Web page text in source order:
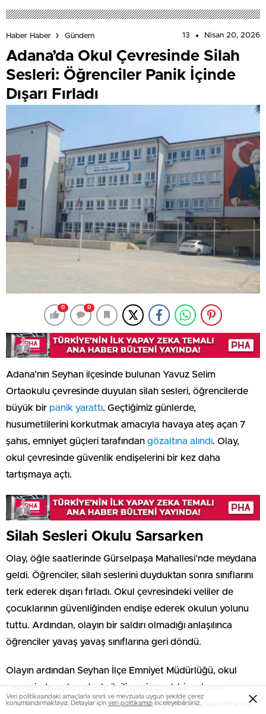
Haber Haber Gündem 13 Nisan 20, 2026
Adana’da Okul Çevresinde Silah
Sesleri: Öğrenciler Panik İçinde
Dışarı Fırladı
0 0
Adana’nın Seyhan ilçesinde bulunan Yavuz Selim
Ortaokulu çevresinde duyulan silah sesleri, öğrencilerde
büyük bir panik yarattı. Geçtiğimiz günlerde,
husumetlilerini korkutmak amacıyla havaya ateş açan 7
şahıs, emniyet güçleri tarafından gözaltına alındı. Olay,
okul çevresinde güvenlik endişelerini bir kez daha
tartışmaya açtı.
Silah Sesleri Okulu Sarsarken
Olay, öğle saatlerinde Gürselpaşa Mahallesi’nde meydana
geldi. Öğrenciler, silah seslerini duyduktan sonra sınıflarını
terk ederek dışarı fırladı. Okul çevresindeki veliler de
çocuklarının güvenliğinden endişe ederek okulun yolunu
tuttu. Ardından, olayın bir saldırı olmadığı anlaşılınca
öğrenciler yavaş yavaş sınıflarına geri döndü.
Olayın ardından Seyhan İlçe Emniyet Müdürlüğü, okul
çevresinde açılan ateşle ilgili geniş çaplı bir çalışma
başlattı. Bu çalışmalar sonucunda 7 şüpheli yakalanırken,
Veri politikasındaki amaçlarla sınırlı ve mevzuata uygun şekilde çerez
konumlandırmaktayız. Detaylar için veri politikamızı inceleyebilirsiniz.